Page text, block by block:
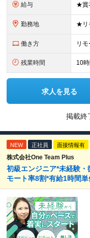
給与
勤務地
働き方 リ
残業時間 10
求人を見る
掲載終
NEW 正社員 面接情報有
株式会社One Team Plus
初級エンジニア*未経験
モート率8割*有給1時間